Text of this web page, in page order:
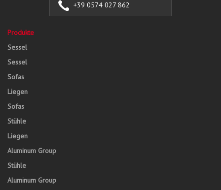
+39 0574 027 862
Produkte
Sessel
Sessel
Sofas
Liegen
Sofas
Stühle
Liegen
Aluminum Group
Stühle
Aluminum Group